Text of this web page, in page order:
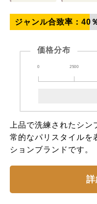
ジャンル合致率： 40
価格分布
0 2500
上品で洗練されたシ
常的なパリスタイルを
ションブランドです。